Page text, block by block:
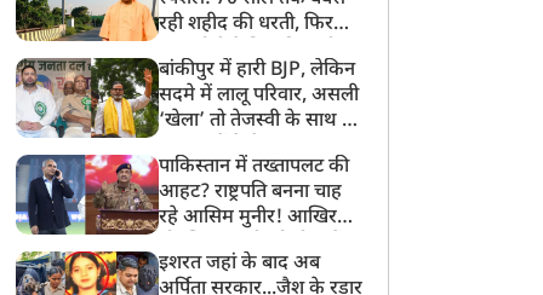
धर्म ज्ञान
सावन: 23 साल बाद सोमवार
महाकाल दर्शन के बाद जरूर
रही शहीद की धरती, फिर
पीढ़ियों का दर्द
बांकीपुर में हारी BJP, लेकिन
सदमे में लालू परिवार, असली
‘खेला’ तो तेजस्वी के साथ हो
पाकिस्तान में तख्तापलट की
आहट? राष्ट्रपति बनना चाह
रहे आसिम मुनीर! आखिर
बनाया मोहरा?
इशरत जहां के बाद अब
अर्पिता सरकार...जैश के रडार